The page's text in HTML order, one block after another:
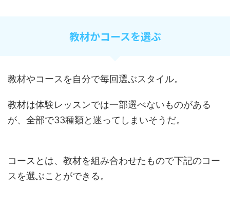
教材かコースを選ぶ
教材やコースを自分で毎回選ぶスタイル。
教材は体験レッスンでは一部選べないものがある
が、全部で33種類と迷ってしまいそうだ。
コースとは、教材を組み合わせたもので下記のコー
スを選ぶことができる。